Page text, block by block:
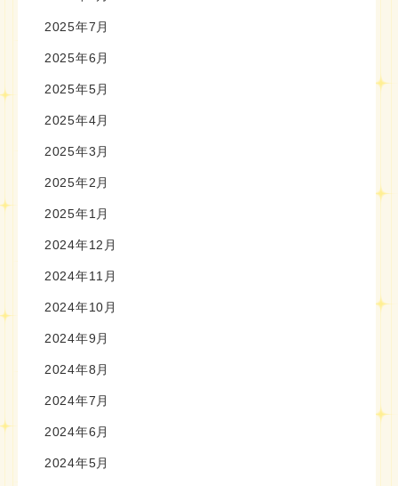
2025年7月
2025年6月
2025年5月
2025年4月
2025年3月
2025年2月
2025年1月
2024年12月
2024年11月
2024年10月
2024年9月
2024年8月
2024年7月
2024年6月
2024年5月